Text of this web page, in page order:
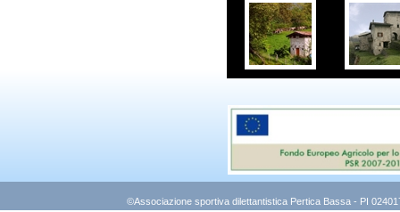
©Associazione sportiva dilettantistica Pertica Bassa - PI